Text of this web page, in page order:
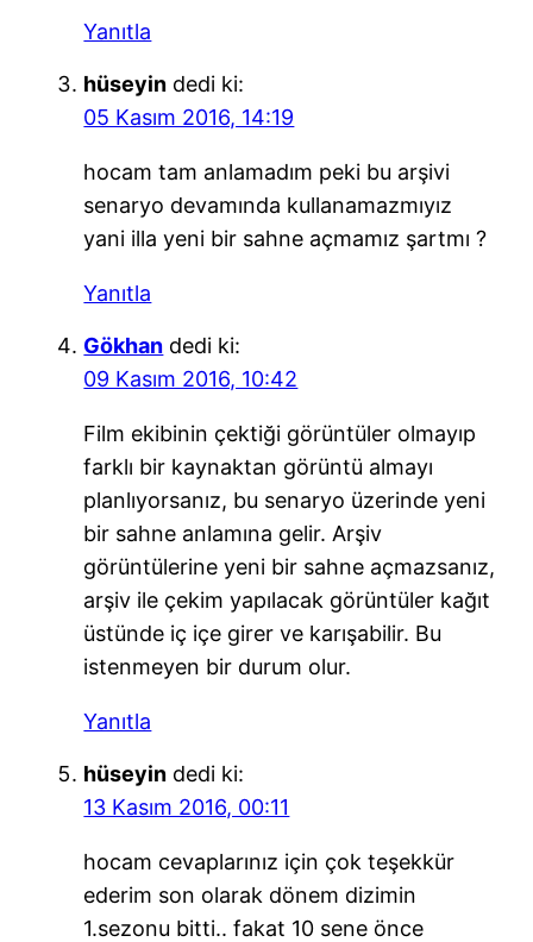
Yanıtla
hüseyin dedi ki:
05 Kasım 2016, 14:19
hocam tam anlamadım peki bu arşivi
senaryo devamında kullanamazmıyız
yani illa yeni bir sahne açmamız şartmı ?
Yanıtla
Gökhan dedi ki:
09 Kasım 2016, 10:42
Film ekibinin çektiği görüntüler olmayıp
farklı bir kaynaktan görüntü almayı
planlıyorsanız, bu senaryo üzerinde yeni
bir sahne anlamına gelir. Arşiv
görüntülerine yeni bir sahne açmazsanız,
arşiv ile çekim yapılacak görüntüler kağıt
üstünde iç içe girer ve karışabilir. Bu
istenmeyen bir durum olur.
Yanıtla
hüseyin dedi ki:
13 Kasım 2016, 00:11
hocam cevaplarınız için çok teşekkür
ederim son olarak dönem dizimin
1.sezonu bitti.. fakat 10 sene önce